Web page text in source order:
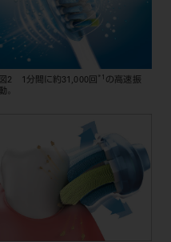
図2 1分間に約31,000回 *1
の高速振
動。